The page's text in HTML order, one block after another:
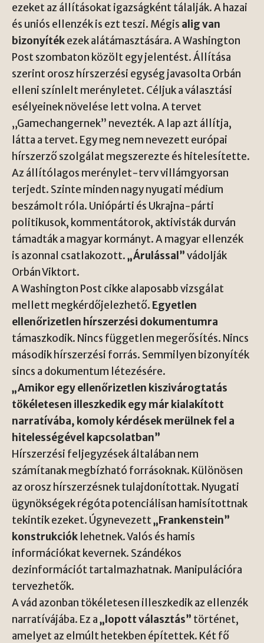
ezeket az állításokat igazságként tálalják. A hazai
és uniós ellenzék is ezt teszi. Mégis alig van
bizonyítékezek alátámasztására. A Washington
Post szombaton közölt egy jelentést. Állítása
szerint orosz hírszerzési egység javasolta Orbán
elleni színlelt merényletet. Céljuk a választási
esélyeinek növelése lett volna. A tervet
„Gamechangernek” nevezték. A lap azt állítja,
látta a tervet. Egy meg nem nevezett európai
hírszerző szolgálat megszerezte és hitelesítette.
Az állítólagos merénylet-terv villámgyorsan
terjedt. Szinte minden nagy nyugati médium
beszámolt róla. Uniópárti és Ukrajna-párti
politikusok, kommentátorok, aktivisták durván
támadták a magyar kormányt. A magyar ellenzék
is azonnal csatlakozott.„Árulással”vádolják
Orbán Viktort.
A Washington Post cikke alaposabb vizsgálat
mellett megkérdőjelezhető. Egyetlen
ellenőrizetlen hírszerzési dokumentumra
támaszkodik. Nincs független megerősítés. Nincs
második hírszerzési forrás. Semmilyen bizonyíték
sincs a dokumentum létezésére.
„Amikor egy ellenőrizetlen kiszivárogtatás
tökéletesen illeszkedik egy már kialakított
narratívába, komoly kérdések merülnek fel a
hitelességével kapcsolatban”
Hírszerzési feljegyzések általában nem
számítanak megbízható forrásoknak. Különösen
az orosz hírszerzésnek tulajdonítottak. Nyugati
ügynökségek régóta potenciálisan hamisítottnak
tekintik ezeket. Úgynevezett„Frankenstein”
konstrukciók lehetnek. Valós és hamis
információkat kevernek. Szándékos
dezinformációt tartalmazhatnak. Manipulációra
tervezhetők.
A vád azonban tökéletesen illeszkedik az ellenzék
narratívájába. Ez a„lopott választás” történet,
amelyet az elmúlt hetekben építettek. Két fő